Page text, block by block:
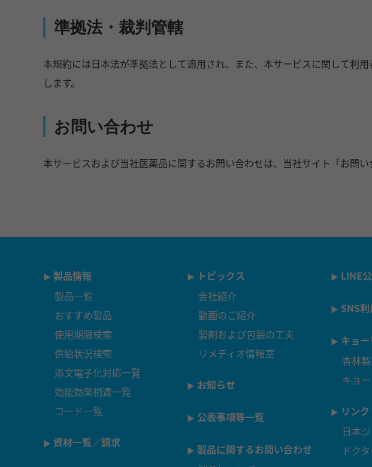
準拠法・裁判管轄
本規約には日本法が準拠法として適用され、また、本サービスに関して利
します。
お問い合わせ
本サービスおよび当社医薬品に関するお問い合わせは、当社サイト「お問い
製品情報
製品一覧
おすすめ製品
使用期限検索
供給状況検索
添文電子化対応一覧
効能効果相違一覧
コード一覧
資材一覧／請求
トピックス
会社紹介
動画のご紹介
製剤および包装の工夫
リメディオ情報室
お知らせ
公表事項等一覧
製品に関するお問い合わせ
LINE
SNS
キョ
杏林
キョ
リンク
日本
ドク